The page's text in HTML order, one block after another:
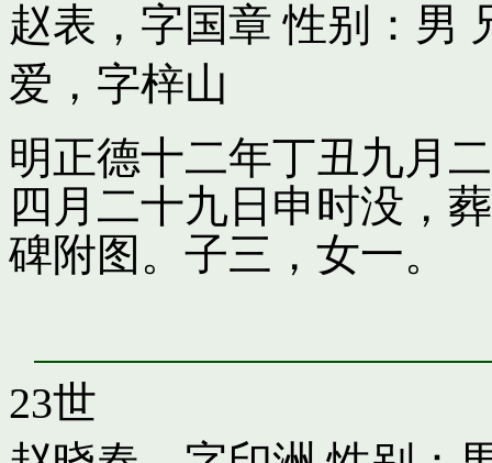
赵表，字国章 性别：男
爱，字梓山
明正德十二年丁丑九月
四月二十九日申时没，
碑附图。子三，女一。
23世